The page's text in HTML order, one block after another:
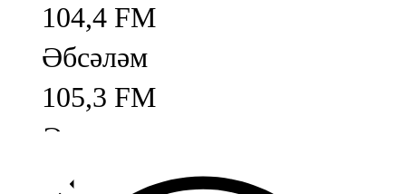
104,4 FM
Әбсәләм
105,3 FM
Әлмәт
92,9 FM